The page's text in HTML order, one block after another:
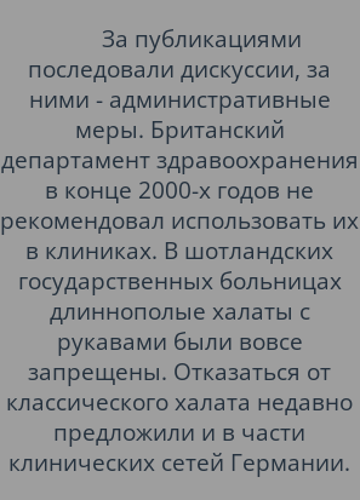
За публикациями
последовали дискуссии, за
ними - административные
меры. Британский
департамент здравоохранения
в конце 2000-х годов не
рекомендовал использовать их
в клиниках. В шотландских
государственных больницах
длиннополые халаты с
рукавами были вовсе
запрещены. Отказаться от
классического халата недавно
предложили и в части
клинических сетей Германии.